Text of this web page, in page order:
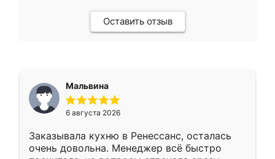
Оставить отзыв
Мальвина
6 августа 2026
Заказывала кухню в Ренессанс, осталась
очень довольна. Менеджер всё быстро